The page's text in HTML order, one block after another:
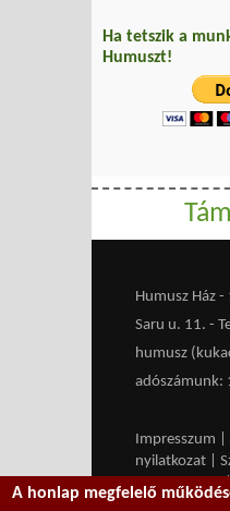
Ha tetszik a
Humuszt!
Humusz Ház
Saru u. 11. -
humusz
adószámunk:
Impresszum
nyilatkozat
Médiaajánlat
A honlap megfelelő